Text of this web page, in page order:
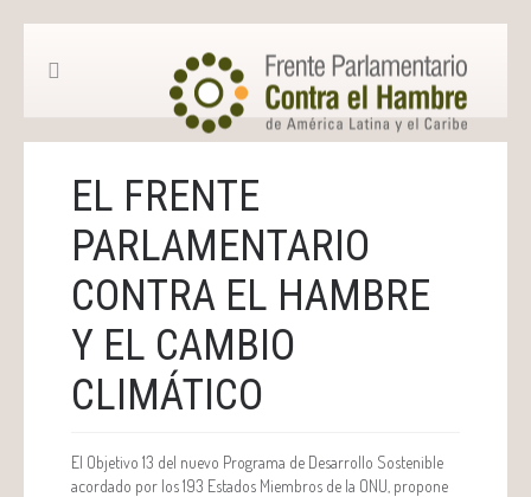
EL FRENTE
PARLAMENTARIO
CONTRA EL HAMBRE
Y EL CAMBIO
CLIMÁTICO
El Objetivo 13 del nuevo Programa de Desarrollo Sostenible
acordado por los 193 Estados Miembros de la ONU, propone